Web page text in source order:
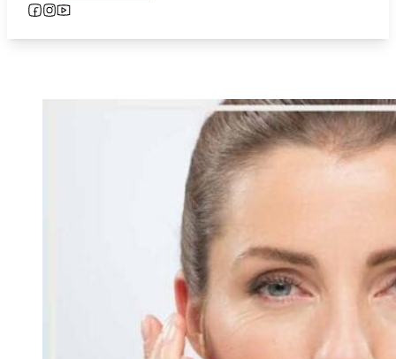
Follow us on Facebook
Follow us on Instagram
Follow us on YouTube